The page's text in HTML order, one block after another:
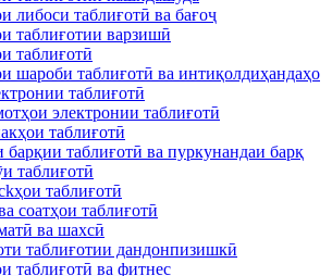
либоси таблиғотӣ ва бағоҷ
таблиғотии варзишӣ
таблиғотӣ
шароби таблиғотӣ ва интиқолдиҳандаҳо
таблиғотӣ
электронии таблиғотӣ
таблиғотӣ
барқии таблиғотӣ ва пуркунандаи барқ
таблиғотӣ
таблиғотӣ
соатҳои таблиғотӣ
ва шахсӣ
таблиғотии дандонпизишкӣ
таблиғотӣ ва фитнес